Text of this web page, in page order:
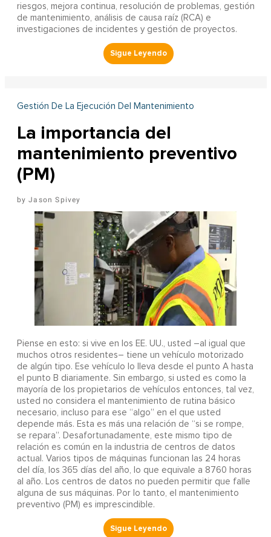
riesgos, mejora continua, resolución de problemas, gestión
de mantenimiento, análisis de causa raíz (RCA) e
investigaciones de incidentes y gestión de proyectos.
Gestión De La Ejecución Del Mantenimiento
La importancia del
mantenimiento preventivo
(PM)
Jason Spivey
Piense en esto: si vive en los EE. UU., usted –al igual que
muchos otros residentes– tiene un vehículo motorizado
de algún tipo. Ese vehículo lo lleva desde el punto A hasta
el punto B diariamente. Sin embargo, si usted es como la
mayoría de los propietarios de vehículos entonces, tal vez,
usted no considera el mantenimiento de rutina básico
necesario, incluso para ese “algo” en el que usted
depende más. Esta es más una relación de “si se rompe,
se repara”. Desafortunadamente, este mismo tipo de
relación es común en la industria de centros de datos
actual. Varios tipos de máquinas funcionan las 24 horas
del día, los 365 días del año, lo que equivale a 8760 horas
al año. Los centros de datos no pueden permitir que falle
alguna de sus máquinas. Por lo tanto, el mantenimiento
preventivo (PM) es imprescindible.